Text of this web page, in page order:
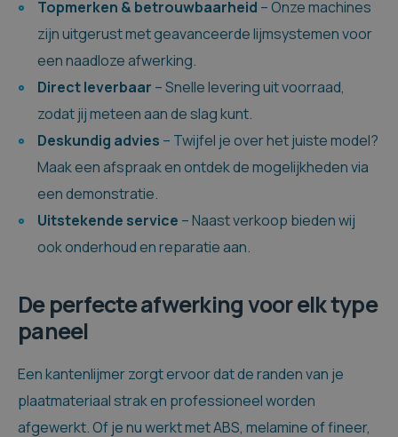
Topmerken & betrouwbaarheid – Onze machines
zijn uitgerust met geavanceerde lijmsystemen voor
een naadloze afwerking.
Direct leverbaar – Snelle levering uit voorraad,
zodat jij meteen aan de slag kunt.
Deskundig advies – Twijfel je over het juiste model?
Maak een afspraak en ontdek de mogelijkheden via
een demonstratie.
Uitstekende service – Naast verkoop bieden wij
ook onderhoud en reparatie aan.
De perfecte afwerking voor elk type
paneel
Een kantenlijmer zorgt ervoor dat de randen van je
plaatmateriaal strak en professioneel worden
afgewerkt. Of je nu werkt met ABS, melamine of fineer,